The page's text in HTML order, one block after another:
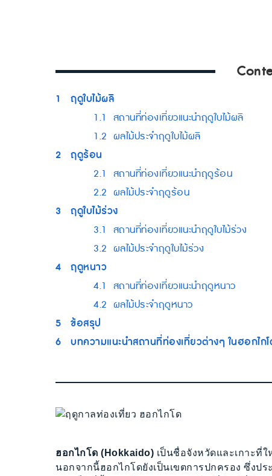
1 ฤดูใบไม้ผลิ
1.1 สถานที่ท่องเที่ยวแนะนำฤดูใบไม้ผลิ
1.2 ผลไม้ประจำฤดูใบไม้ผลิ
2 ฤดูร้อน
2.1 สถานที่ท่องเที่ยวแนะนำฤดูร้อน
2.2 ผลไม้ประจำฤดูร้อน
3 ฤดูใบไม้ร่วง
3.1 สถานที่ท่องเที่ยวแนะนำฤดูใบไม้ร่วง
3.2 ผลไม้ประจำฤดูใบไม้ร่วง
4 ฤดูหนาว
4.1 สถานที่ท่องเที่ยวแนะนำฤดูหนาว
4.2 ผลไม้ประจำฤดูหนาว
5 ข้อสรุป
6 บทความแนะนำสถานที่ท่องเที่ยวต่างๆ ในฮอกไก
ฮอกไกโด (Hokkaido) เป็นชื่อจังหวัดและเกาะที่
นอกจากนี้ฮอกไกโดยังเป็นเขตการปกครอง ซึ่งป